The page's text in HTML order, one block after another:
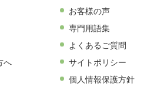
へ
お客様の声
専門用語集
よくあるご質問
サイトポリシー
個人情報保護方針